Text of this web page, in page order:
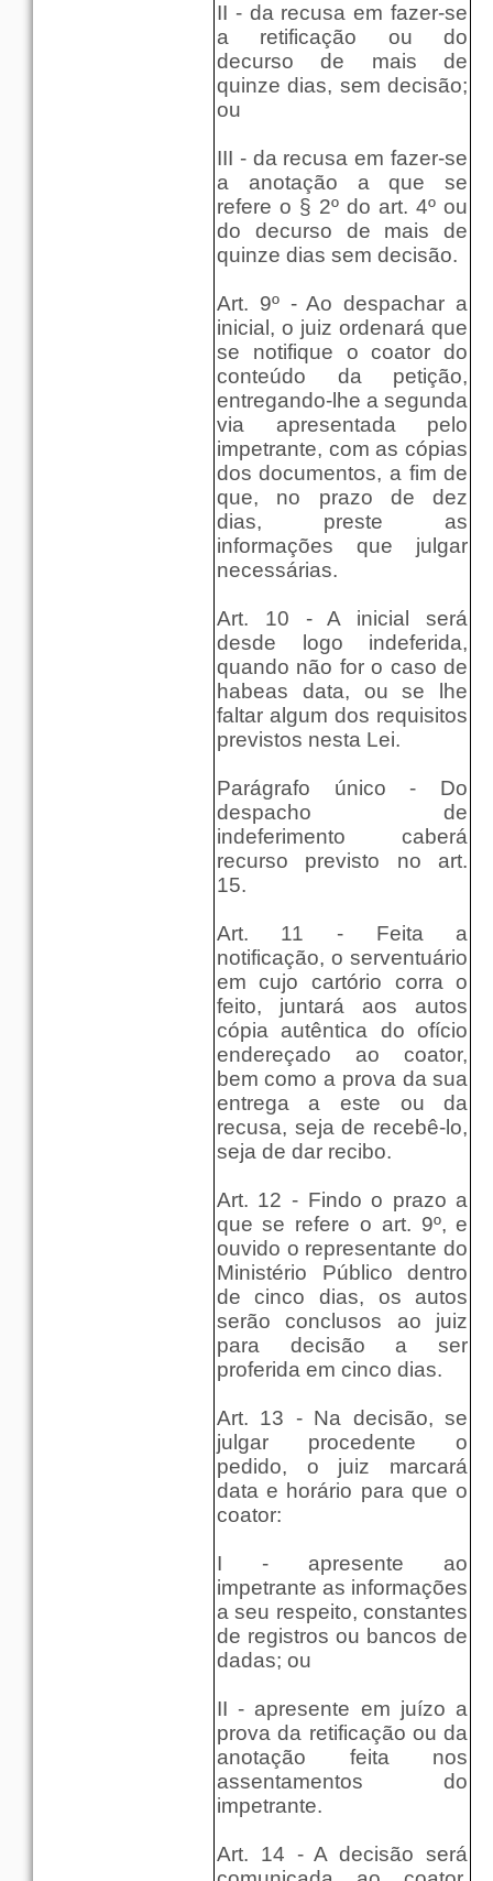
II - da recusa em fazer-se
a retificação ou do
decurso de mais de
quinze dias, sem decisão;
ou
III - da recusa em fazer-se
a anotação a que se
refere o § 2º do art. 4º ou
do decurso de mais de
quinze dias sem decisão.
Art. 9º - Ao despachar a
inicial, o juiz ordenará que
se notifique o coator do
conteúdo da petição,
entregando-lhe a segunda
via apresentada pelo
impetrante, com as cópias
dos documentos, a fim de
que, no prazo de dez
dias, preste as
informações que julgar
necessárias.
Art. 10 - A inicial será
desde logo indeferida,
quando não for o caso de
habeas data, ou se lhe
faltar algum dos requisitos
previstos nesta Lei.
Parágrafo único - Do
despacho de
indeferimento caberá
recurso previsto no art.
15.
Art. 11 - Feita a
notificação, o serventuário
em cujo cartório corra o
feito, juntará aos autos
cópia autêntica do ofício
endereçado ao coator,
bem como a prova da sua
entrega a este ou da
recusa, seja de recebê-lo,
seja de dar recibo.
Art. 12 - Findo o prazo a
que se refere o art. 9º, e
ouvido o representante do
Ministério Público dentro
de cinco dias, os autos
serão conclusos ao juiz
para decisão a ser
proferida em cinco dias.
Art. 13 - Na decisão, se
julgar procedente o
pedido, o juiz marcará
data e horário para que o
coator:
I - apresente ao
impetrante as informações
a seu respeito, constantes
de registros ou bancos de
dadas; ou
II - apresente em juízo a
prova da retificação ou da
anotação feita nos
assentamentos do
impetrante.
Art. 14 - A decisão será